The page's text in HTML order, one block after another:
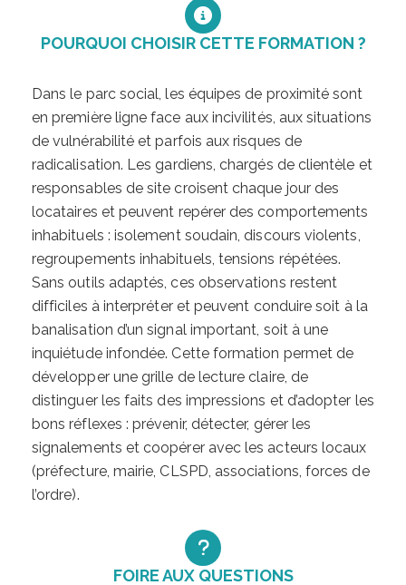
POURQUOI CHOISIR CETTE FORMATION ?
Dans le parc social, les équipes de proximité sont
en première ligne face aux incivilités, aux situations
de vulnérabilité et parfois aux risques de
radicalisation. Les gardiens, chargés de clientèle et
responsables de site croisent chaque jour des
locataires et peuvent repérer des comportements
inhabituels : isolement soudain, discours violents,
regroupements inhabituels, tensions répétées.
Sans outils adaptés, ces observations restent
difficiles à interpréter et peuvent conduire soit à la
banalisation d’un signal important, soit à une
inquiétude infondée. Cette formation permet de
développer une grille de lecture claire, de
distinguer les faits des impressions et d’adopter les
bons réflexes : prévenir, détecter, gérer les
signalements et coopérer avec les acteurs locaux
(préfecture, mairie, CLSPD, associations, forces de
l’ordre).
FOIRE AUX QUESTIONS